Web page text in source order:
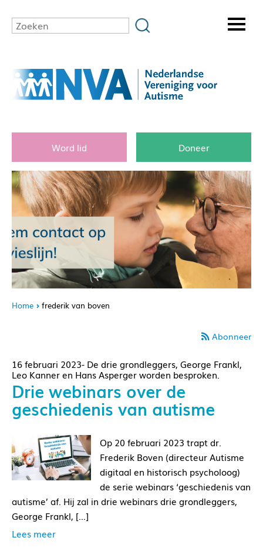
Word lid Doneer
Home frederik van boven
Abonneer
16 februari 2023- De drie grondleggers, George Frankl,
Leo Kanner en Hans Asperger worden besproken.
Drie webinars over de
geschiedenis van autisme
Op 20 februari 2023 trapt dr.
Frederik Boven (directeur Autisme
digitaal en historisch psycholoog)
de serie webinars ‘geschiedenis van
autisme’ af. Hij zal in drie webinars drie grondleggers,
George Frankl, […]
Lees meer